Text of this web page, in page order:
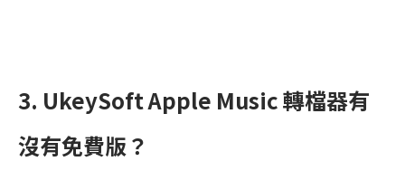
3. UkeySoft Apple Music 轉檔器有
沒有免費版？